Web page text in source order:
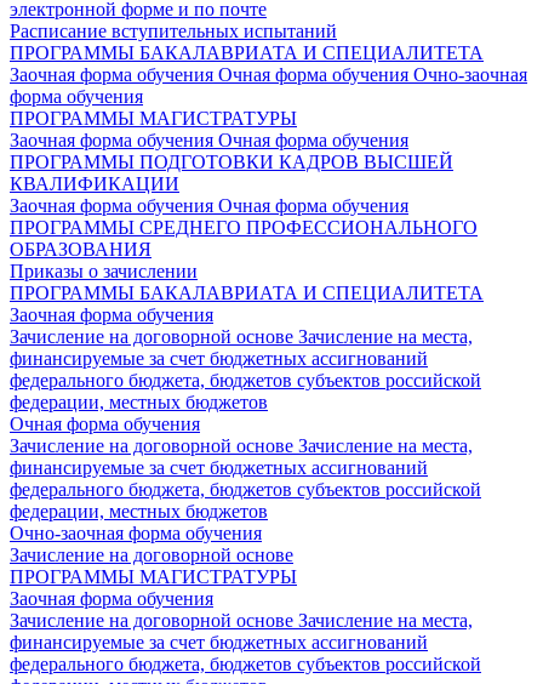
электронной форме и по почте
Расписание вступительных испытаний
ПРОГРАММЫ БАКАЛАВРИАТА И СПЕЦИАЛИТЕТА
Заочная форма обучения Очная форма обучения Очно-заочная
форма обучения
ПРОГРАММЫ МАГИСТРАТУРЫ
Заочная форма обучения Очная форма обучения
ПРОГРАММЫ ПОДГОТОВКИ КАДРОВ ВЫСШЕЙ
КВАЛИФИКАЦИИ
Заочная форма обучения Очная форма обучения
ПРОГРАММЫ СРЕДНЕГО ПРОФЕССИОНАЛЬНОГО
ОБРАЗОВАНИЯ
Приказы о зачислении
ПРОГРАММЫ БАКАЛАВРИАТА И СПЕЦИАЛИТЕТА
Заочная форма обучения
Зачисление на договорной основе Зачисление на места,
финансируемые за счет бюджетных ассигнований
федерального бюджета, бюджетов субъектов российской
федерации, местных бюджетов
Очная форма обучения
Зачисление на договорной основе Зачисление на места,
финансируемые за счет бюджетных ассигнований
федерального бюджета, бюджетов субъектов российской
федерации, местных бюджетов
Очно-заочная форма обучения
Зачисление на договорной основе
ПРОГРАММЫ МАГИСТРАТУРЫ
Заочная форма обучения
Зачисление на договорной основе Зачисление на места,
финансируемые за счет бюджетных ассигнований
федерального бюджета, бюджетов субъектов российской